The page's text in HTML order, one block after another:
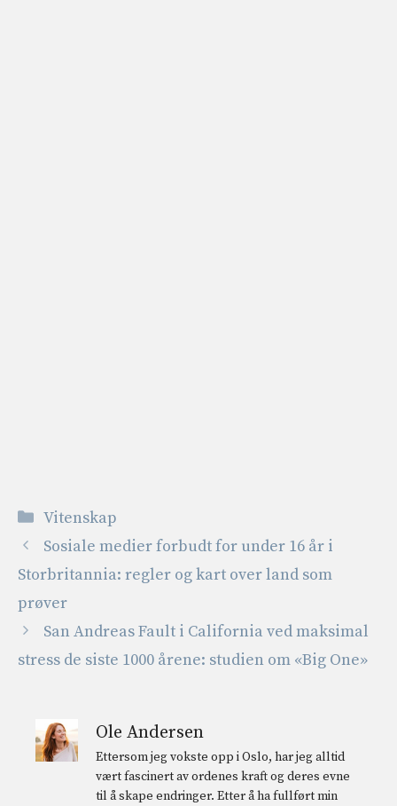
Kategorier
Vitenskap
Sosiale medier forbudt for under 16 år i
Storbritannia: regler og kart over land som
prøver
San Andreas Fault i California ved maksimal
stress de siste 1000 årene: studien om «Big One»
Ole Andersen
Ettersom jeg vokste opp i Oslo, har jeg alltid
vært fascinert av ordenes kraft og deres evne
til å skape endringer. Etter å ha fullført min